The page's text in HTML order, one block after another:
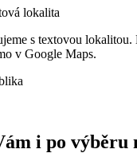
lokalita
s textovou lokalitou.
v Google Maps.
i po výběru